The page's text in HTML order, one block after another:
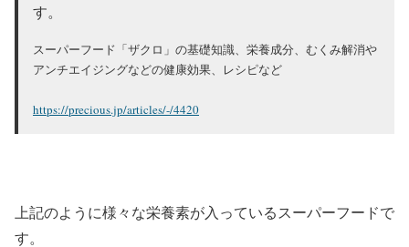
す。
スーパーフード「ザクロ」の基礎知識、栄養成分、むくみ解消や
アンチエイジングなどの健康効果、レシピなど
https://precious.jp/articles/-/4420
上記のように様々な栄養素が入っているスーパーフードで
す。